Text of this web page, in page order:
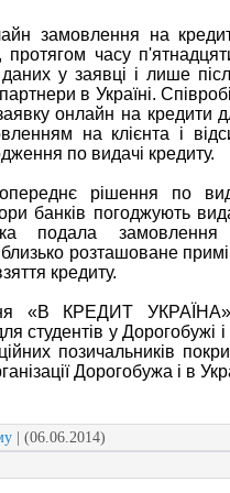
замовлення на кредит
протягом часу
у заявці і лише
в Україні.
онлайн на кредити
на клієнта і
по видачі кредиту.
рішення по
банків погоджують
подала замовлення
розташоване
кредиту.
«В КРЕДИТ
студентів у Дорогобужі і
позичальників
Дорогобужа і в
| (06.06.2014)